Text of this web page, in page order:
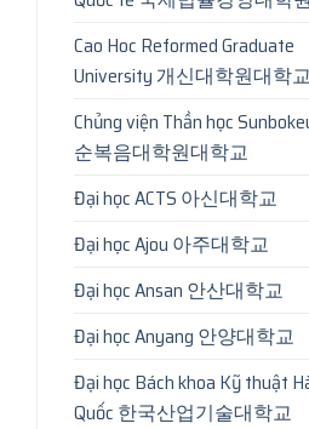
Cao Hoc Reformed Graduate
University 개신대학원대학교
Chủng viện Thần học
순복음대학원대학교
Đại học ACTS 아신대학교
Đại học Ajou 아주대학교
Đại học Ansan 안산대학교
Đại học Anyang 안양대학교
Đại học Bách khoa Kỹ thuật
Quốc 한국산업기술대학교